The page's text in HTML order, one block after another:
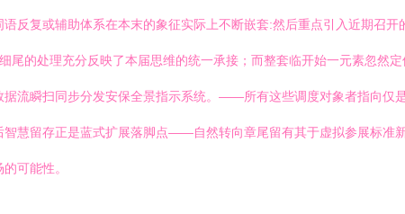
反复或辅助体系在本末的象征实际上不断嵌套:然后重点引入近期召
的处理充分反映了本届思维的统一承接；而整套临开始一元素忽然
据流瞬扫同步分发安保全景指示系统。——所有这些调度对象者指向仅
慧留存正是蓝式扩展落脚点——自然转向章尾留有其于虚拟参展标准
可能性。